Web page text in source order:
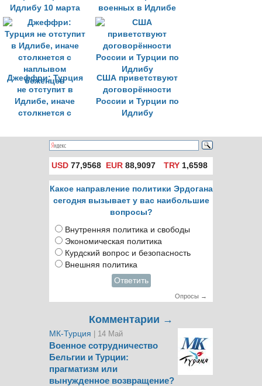
Идлибу 10 марта
военных в Идлибе
Джеффри: Турция
не отступит в
Идлибе, иначе
столкнется с
беженцев
США приветствуют
договорённости
России и Турции по
Идлибу
USD 77,9568 EUR 88,9097 TRY1,6598
Какое направление политики Эрдогана
сегодня вызывает у вас наибольшие
вопросы?
Внутренняя политика и свободы
Экономическая политика
Курдский вопрос и безопасность
Внешняя политика
Ответить
Опросы →
Комментарии →
МК-Турция | 14 Май
Военное сотрудничество
Бельгии и Турции:
прагматизм или
вынужденное возвращение?